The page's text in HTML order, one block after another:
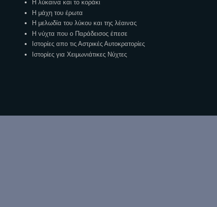
Η λύκαινα και το κοράκι
Η μάχη του έρωτα
Η μελωδία του λύκου και της λέαινας
Η νύχτα που ο Παράδεισος έπεσε
Ιστορίες απο τις Αστρικές Αυτοκρατορίες
Ιστορίες για Χειμωνιάτικες Νύχτες